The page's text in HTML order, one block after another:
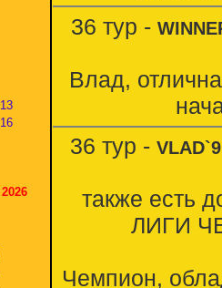
2026
36 тур -
Влад,
36 тур -
также есть
ЛИГИ
Чемпион,